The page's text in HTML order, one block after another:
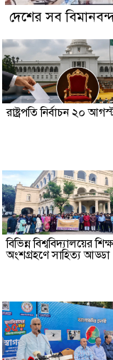
দেশের সব
রাষ্ট্রপতি নির্বাচন ২০
বিভিন্ন বিশ্ববিদ্যালয়ের
অংশগ্রহণে সাহিত্য আড্ডা